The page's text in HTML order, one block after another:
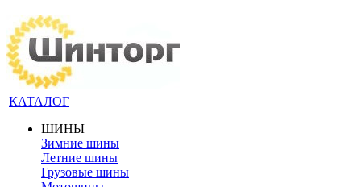
КАТАЛОГ
ШИНЫ
Зимние шины
Летние шины
Грузовые шины